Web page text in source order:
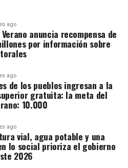
ago
anuncia recompensa de
por información sobre
ago
de los pueblos ingresan a la
gratuita: la meta del
10.000
ago
vial, agua potable y una
lo social prioriza el gobierno
2026